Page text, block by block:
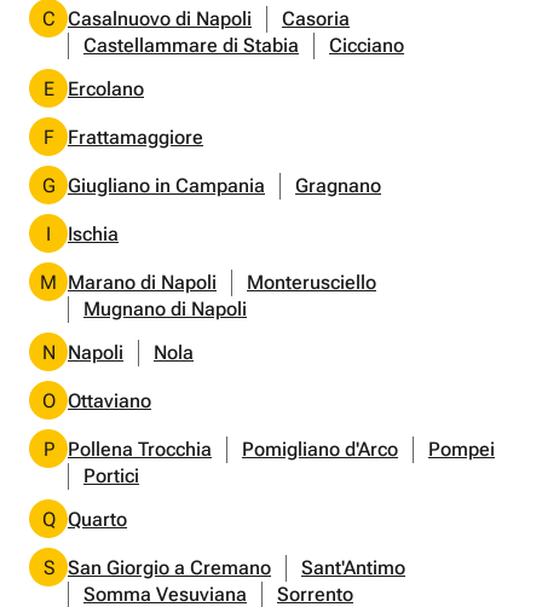
C Casalnuovo di Napoli
Casoria
Castellammare di Stabia
Cicciano
E
Ercolano
F Frattamaggiore
G Giugliano in Campania Gragnano
I Ischia
M Marano di Napoli
Monterusciello
Mugnano di Napoli
N
Napoli Nola
O Ottaviano
P Pollena Trocchia Pomigliano d'Arco
Pompei
Portici
Q Quarto
S San Giorgio a Cremano
Sant'Antimo
Somma Vesuviana
Sorrento